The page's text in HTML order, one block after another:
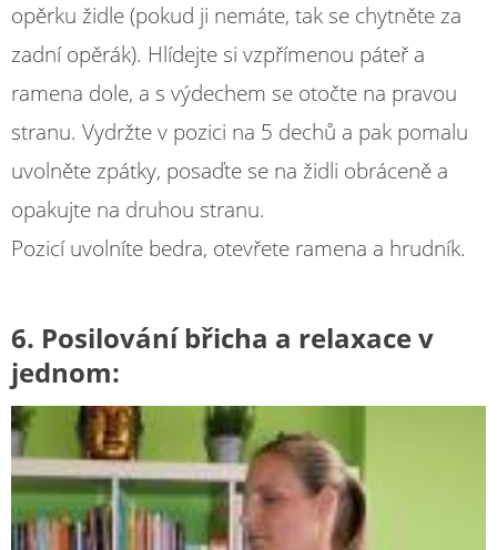
opěrku židle (pokud ji nemáte, tak se chytněte za
zadní opěrák). Hlídejte si vzpřímenou páteř a
ramena dole, a s výdechem se otočte na pravou
stranu. Vydržte v pozici na 5 dechů a pak pomalu
uvolněte zpátky, posaďte se na židli obráceně a
opakujte na druhou stranu.
Pozicí uvolníte bedra, otevřete ramena a hrudník.
6. Posilování břicha a relaxace v
jednom: